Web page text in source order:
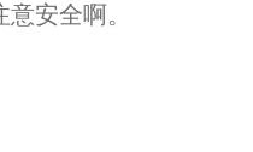
安全啊。